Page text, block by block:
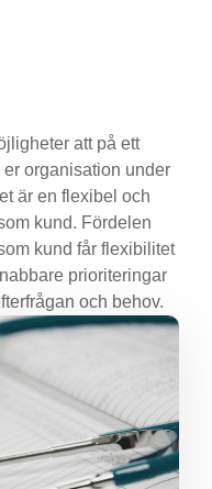
att på ett
organisation under
är en flexibel och
kund. Fördelen
kund får flexibilitet
prioriteringar
och behov.